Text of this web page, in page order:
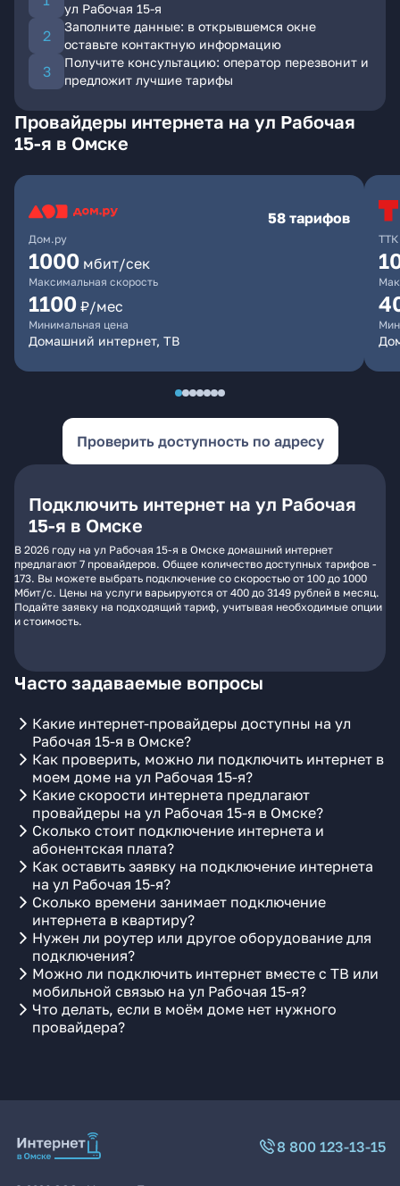
ул Рабочая 15-я
Заполните данные: в открывшемся окне
оставьте контактную информацию
Получите консультацию: оператор перезвонит и
предложит лучшие тарифы
Провайдеры интернета на ул Рабочая
15-я в Омске
Дом.ру
58 тарифов
1000 мбит/сек
Максимальная скорость
1100 ₽/мес
Минимальная цена
Домашний интернет, ТВ
ТТК
Проверить доступность по адресу
Подключить интернет на ул Рабочая
15-я в Омске
В 2026 году на ул Рабочая 15-я в Омске домашний интернет
предлагают 7 провайдеров. Общее количество доступных тарифов -
173. Вы можете выбрать подключение со скоростью от 100 до 1000
Мбит/с. Цены на услуги варьируются от 400 до 3149 рублей в месяц.
Подайте заявку на подходящий тариф, учитывая необходимые опции
и стоимость.
Часто задаваемые вопросы
Какие интернет-провайдеры доступны на ул
Рабочая 15-я в Омске?
Как проверить, можно ли подключить интернет в
моем доме на ул Рабочая 15-я?
Какие скорости интернета предлагают
провайдеры на ул Рабочая 15-я в Омске?
Сколько стоит подключение интернета и
абонентская плата?
Как оставить заявку на подключение интернета
на ул Рабочая 15-я?
Сколько времени занимает подключение
интернета в квартиру?
Нужен ли роутер или другое оборудование для
подключения?
Можно ли подключить интернет вместе с ТВ или
мобильной связью на ул Рабочая 15-я?
Что делать, если в моём доме нет нужного
провайдера?
8 800 123-13-15